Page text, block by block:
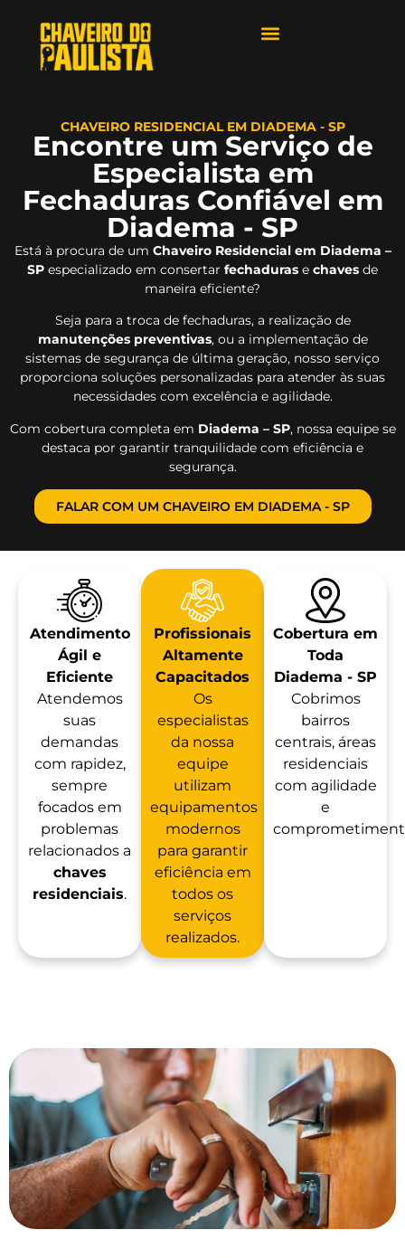
CHAVEIRO RESIDENCIAL EM DIADEMA - SP
Encontre um Serviço de
Especialista em
Fechaduras Confiável em
Diadema - SP
Está à procura de um Chaveiro Residencial em Diadema –
SP especializado em consertar fechaduras e chaves de
maneira eficiente?
Seja para a troca de fechaduras, a realização de
manutenções preventivas, ou a implementação de
sistemas de segurança de última geração, nosso serviço
proporciona soluções personalizadas para atender às suas
necessidades com excelência e agilidade.
Com cobertura completa em Diadema – SP, nossa equipe se
destaca por garantir tranquilidade com eficiência e
segurança.
FALAR COM UM CHAVEIRO EM DIADEMA - SP
Atendimento
Ágil e
Eficiente
Atendemos
suas
demandas
com rapidez,
sempre
focados em
problemas
relacionados a
chaves
residenciais.
Profissionais
Altamente
Capacitados
Os
especialistas
da nossa
equipe
utilizam
equipamentos
modernos
para garantir
eficiência em
todos os
serviços
realizados.
Cobertura em
Toda
Diadema - SP
Cobrimos
bairros
centrais, áreas
residenciais
com agilidade
e